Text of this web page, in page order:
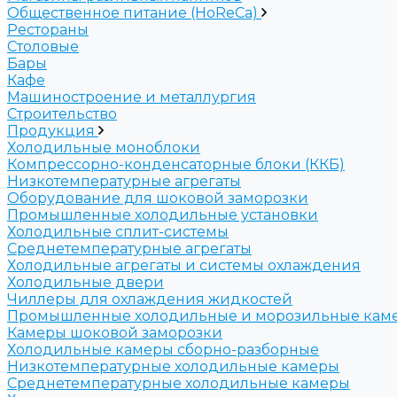
Общественное питание (HoReCa)
Рестораны
Столовые
Бары
Кафе
Машиностроение и металлургия
Строительство
Продукция
Холодильные моноблоки
Компрессорно-конденсаторные блоки (ККБ)
Низкотемпературные агрегаты
Оборудование для шоковой заморозки
Промышленные холодильные установки
Холодильные сплит-системы
Среднетемпературные агрегаты
Холодильные агрегаты и системы охлаждения
Холодильные двери
Чиллеры для охлаждения жидкостей
Промышленные холодильные и морозильные
Камеры шоковой заморозки
Холодильные камеры сборно-разборные
Низкотемпературные холодильные камеры
Среднетемпературные холодильные камеры